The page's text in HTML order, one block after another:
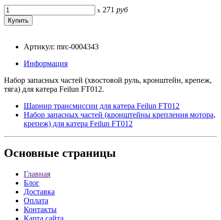
x 271 руб
Артикул: mrc-0004343
Информация
Набор запасных частей (хвостовой руль, кронштейн, крепеж,
тяга) для катера Feilun FT012.
Шарнир трансмиссии для катера Feilun FT012
Набор запасных частей (кронштейны крепления мотора,
крепеж) для катера Feilun FT012
Основные страницы
Главная
Блог
Доставка
Оплата
Контакты